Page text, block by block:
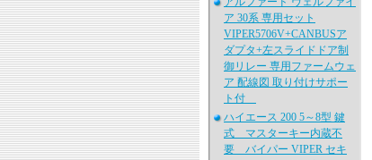
ア 30系 専用セット
VIPER5706V+CANBUSア
ダプタ+左スライドドア制
御リレー 専用ファームウェ
ア 配線図 取り付けサポー
ト付
ハイエース 200 5～8型 鍵
式 マスターキー内蔵不
要 バイパー VIPER セキ